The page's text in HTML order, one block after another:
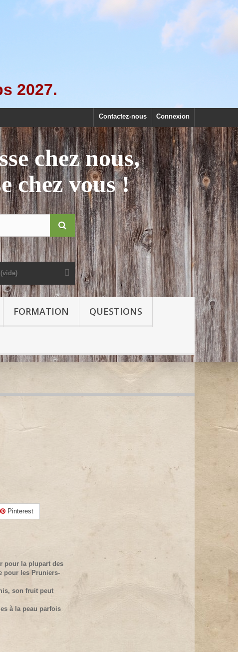
2027.
Connexion
Contactez-nous
chez nous,
chez vous !
(vide)
FORMATION QUESTIONS
Pinterest
pour la plupart des
pour les Pruniers-
son fruit peut
à la peau parfois